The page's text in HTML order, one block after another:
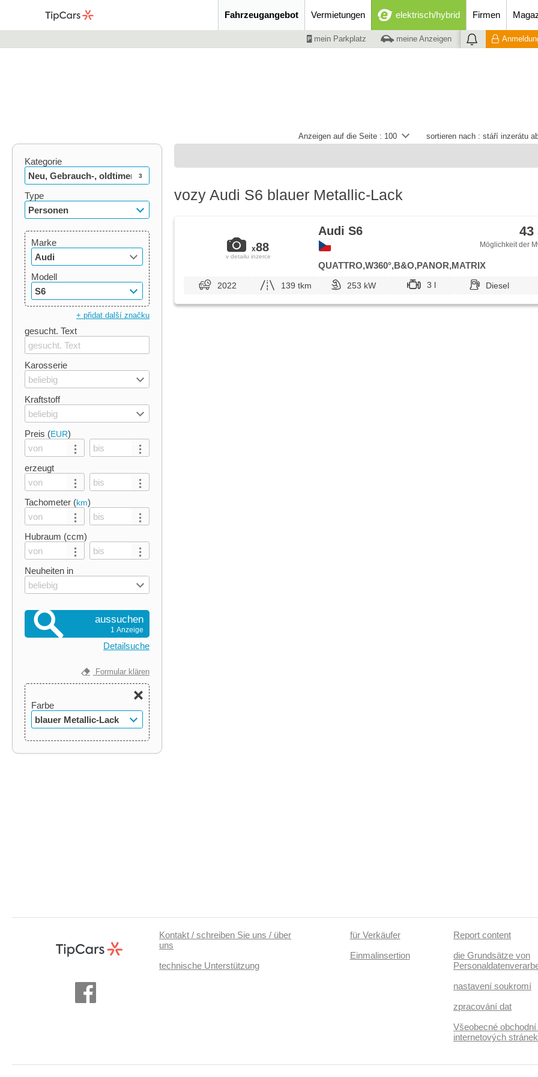
Fahrzeugangebot Vermietungen elektrisch/hybrid Firmen
mein Parkplatz meine Anzeigen
sortieren nach : stáří inzerátu
Anzeigen auf die Seite : 100
Kategorie
Neu, Gebrauch-, oldtimer
3
Type
Personen
Marke
Audi
Modell
S6
+ přidat další značku
gesucht. Text
Karosserie
beliebig
Kraftstoff
beliebig
Preis (EUR)
erzeugt
Tachometer (km)
Hubraum (ccm)
Neuheiten in
beliebig
aussuchen
1 Anzeige
Detailsuche
Formular klären
Farbe
blauer Metallic-Lack
vozy Audi S6 blauer Metallic-Lack
x88
v detailu inzerce
Audi S6 43
Möglichkeit der
QUATTRO,W360°,B&O,PANOR,MATRIX
2022 139 tkm 253 kW 3 l Diesel
Kontakt / schreiben Sie uns / über
uns
technische Unterstützung
für Verkäufer
Einmalinsertion
Report content
die Grundsätze von
nastavení soukromí
zpracování dat
Všeobecné
internetových